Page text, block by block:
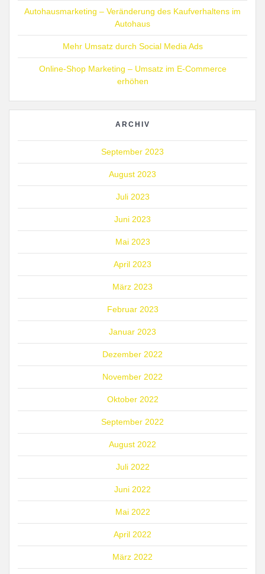
Autohausmarketing – Veränderung des Kaufverhaltens im
Autohaus
Mehr Umsatz durch Social Media Ads
Online-Shop Marketing – Umsatz im E-Commerce
erhöhen
ARCHIV
September 2023
August 2023
Juli 2023
Juni 2023
Mai 2023
April 2023
März 2023
Februar 2023
Januar 2023
Dezember 2022
November 2022
Oktober 2022
September 2022
August 2022
Juli 2022
Juni 2022
Mai 2022
April 2022
März 2022